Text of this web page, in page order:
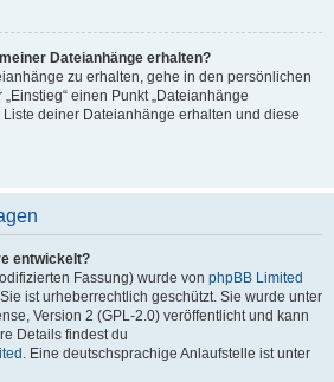
Dateianhänge erhalten?
zu erhalten, gehe in den persönlichen
einen Punkt „Dateianhänge
deiner Dateianhänge erhalten und diese
entwickelt?
Fassung) wurde von phpBB Limited
ist urheberrechtlich geschützt. Sie wurde unter
Version 2 (GPL-2.0) veröffentlicht und kann
Details findest du
. Eine deutschsprachige Anlaufstelle ist unter